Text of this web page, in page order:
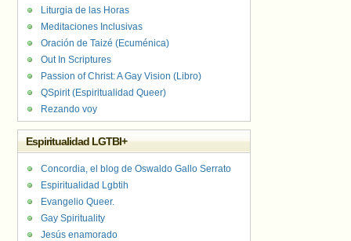
Liturgia de las Horas
Meditaciones Inclusivas
Oración de Taizé (Ecuménica)
Out In Scriptures
Passion of Christ: A Gay Vision (Libro)
QSpirit (Espiritualidad Queer)
Rezando voy
Espiritualidad LGTBI+
Concordia, el blog de Oswaldo Gallo Serrato
Espiritualidad Lgbtih
Evangelio Queer.
Gay Spirituality
Jesús enamorado